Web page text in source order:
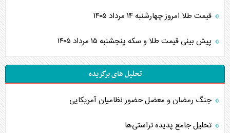
قیمت طلا امروز چهارشنبه ۱۴ مرداد ۱۴۰۵
پیش بینی قیمت طلا و سکه پنجشنبه ۱۵ مرداد ۱۴۰۵
تحلیل های برگزیده
جنگ رمضان و معضل حضور نظامیان آمریکایی
تحلیل جامع پدیده تراستی‌ها